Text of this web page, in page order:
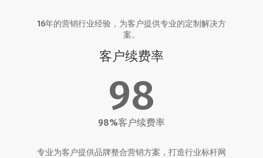
16年的营销行业经验，为客户提供专业的定制解决方
案。
客户续费率
98
98%客户续费率
专业为客户提供品牌整合营销方案，打造行业标杆网